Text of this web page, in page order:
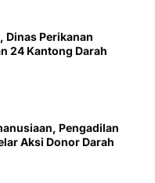
Dinas Perikanan
24 Kantong Darah
Pengadilan
Aksi Donor Darah